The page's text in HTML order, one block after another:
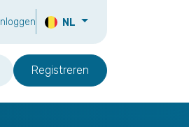
Inloggen NL
Registreren